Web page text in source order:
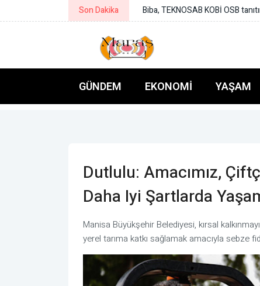
Son Dakika ORC araştırmasında Tokat
GÜNDEM EKONOMI YAŞAM
Dutlulu: Amacımız,
Daha Iyi Şartlarda
Manisa Büyükşehir Belediyesi, kırsal
yerel tarıma katkı sağlamak amacıyla sebze